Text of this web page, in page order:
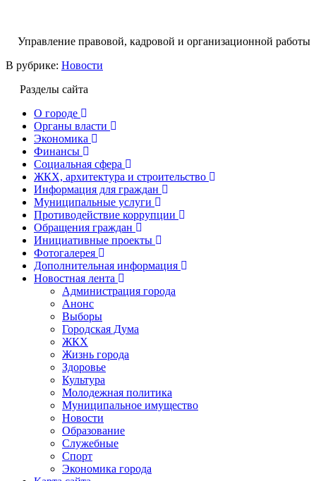
Управление правовой, кадровой и организационной работы
В рубрике: Новости
Разделы сайта
О городе
Органы власти
Экономика
Финансы
Социальная сфера
ЖКХ, архитектура и строительство
Информация для граждан
Муниципальные услуги
Противодействие коррупции
Обращения граждан
Инициативные проекты
Фотогалерея
Дополнительная информация
Новостная лента
Администрация города
Анонс
Выборы
Городская Дума
ЖКХ
Жизнь города
Здоровье
Культура
Молодежная политика
Муниципальное имущество
Новости
Образование
Служебные
Спорт
Экономика города